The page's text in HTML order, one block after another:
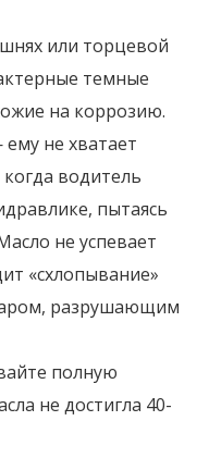
или торцевой
темные
на коррозию.
не хватает
когда водитель
пытаясь
не успевает
«схлопывание»
разрушающим
полную
не достигла 40-